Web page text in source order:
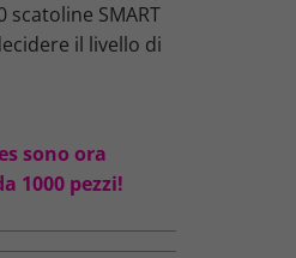
SMART
il livello di
sono ora
1000 pezzi!